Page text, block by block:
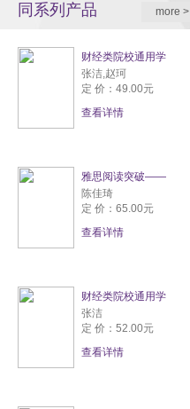
同系列产品 more >
财经类院校通用学
张洁,赵珂
定 价：49.00元
查看详情
雅思阅读突破——
陈佳琦
定 价：65.00元
查看详情
财经类院校通用学
张洁
定 价：52.00元
查看详情